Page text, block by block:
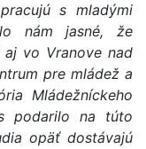
s mladými
nám jasné, že
vo Vranove nad
pre mládež a
Mládežníckeho
podarilo na túto
opäť dostávajú